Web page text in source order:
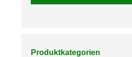
Produktkategorien